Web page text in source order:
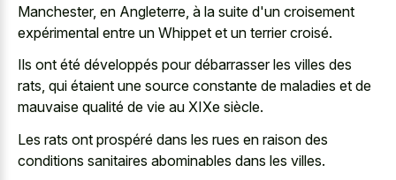
Manchester, en Angleterre, à la suite d'un croisement
expérimental entre un Whippet et un terrier croisé.
Ils ont été développés pour débarrasser les villes des
rats, qui étaient une source constante de maladies et de
mauvaise qualité de vie au XIXe siècle.
Les rats ont prospéré dans les rues en raison des
conditions sanitaires abominables dans les villes.